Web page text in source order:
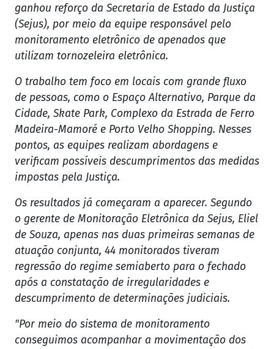
ganhou reforço da Secretaria de Estado da Justiça
(Sejus), por meio da equipe responsável pelo
monitoramento eletrônico de apenados que
utilizam tornozeleira eletrônica.
O trabalho tem foco em locais com grande fluxo
de pessoas, como o Espaço Alternativo, Parque da
Cidade, Skate Park, Complexo da Estrada de Ferro
Madeira-Mamoré e Porto Velho Shopping. Nesses
pontos, as equipes realizam abordagens e
verificam possíveis descumprimentos das medidas
impostas pela Justiça.
Os resultados já começaram a aparecer. Segundo
o gerente de Monitoração Eletrônica da Sejus, Eliel
de Souza, apenas nas duas primeiras semanas de
atuação conjunta, 44 monitorados tiveram
regressão do regime semiaberto para o fechado
após a constatação de irregularidades e
descumprimento de determinações judiciais.
"Por meio do sistema de monitoramento
conseguimos acompanhar a movimentação dos